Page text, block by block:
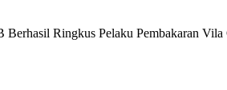
Berhasil Ringkus Pelaku Pembakaran